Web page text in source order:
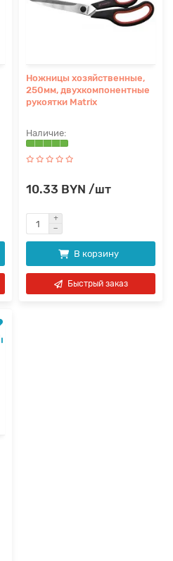
Ножницы хозяйственные,
250мм, двухкомпонентные
рукоятки Matrix
10.33 BYN /шт
В корзину
Быстрый заказ